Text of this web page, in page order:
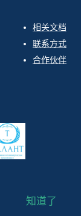
相关文档
联系方式
合作伙伴
知道了